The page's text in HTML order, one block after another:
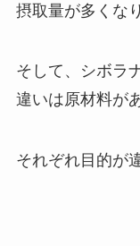
摂取量が多くな
そして、シボラ
違いは原材料が
それぞれ目的が